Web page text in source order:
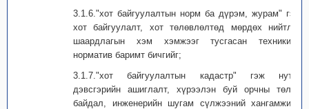
3.1.6."хот байгуулалтын норм ба дүрэм, журам" гэж
хот байгуулалт, хот төлөвлөлтөд мөрдөх нийтлэг
шаардлагын хэм хэмжээг тусгасан техникийн
норматив баримт бичгийг;
3.1.7."хот байгуулалтын кадастр" гэж нутаг
дэвсгэрийн ашиглалт, хүрээлэн буй орчны төлөв
байдал, инженерийн шугам сүлжээний хангамжийн